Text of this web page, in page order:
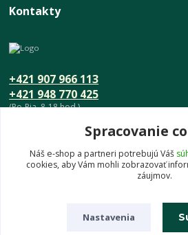
Kontakty
+421 948 770 425
+421 907 966 113
(Po-Pia, 8-18 hod.)
info@umeniedomova.sk
Spracovanie
Náš e-shop a partneri potrebujú Váš
cookies, aby Vám mohli zobrazovať
záujmov.
Nastavenia